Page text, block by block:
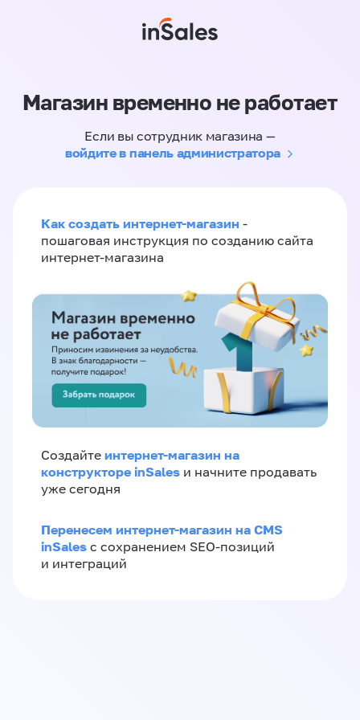
Магазин временно не работает
Если вы сотрудник магазина —
войдите в панель администратора
Как создать интернет-магазин -
пошаговая инструкция по созданию сайта
интернет-магазина
Создайте интернет-магазин на
конструкторе inSales и начните продавать
уже сегодня
Перенесем интернет-магазин на CMS
inSales с сохранением SEO-позиций
и интеграций